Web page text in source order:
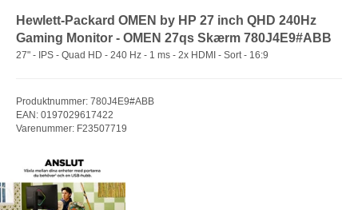
Hewlett-Packard OMEN by HP 27 inch QHD 240Hz
Gaming Monitor - OMEN 27qs Skærm 780J4E9#ABB
27" - IPS - Quad HD - 240 Hz - 1 ms - 2x HDMI - Sort - 16:9
Produktnummer: 780J4E9#ABB
EAN: 0197029617422
Varenummer: F23507719